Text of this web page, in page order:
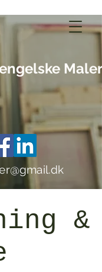
Maler
&